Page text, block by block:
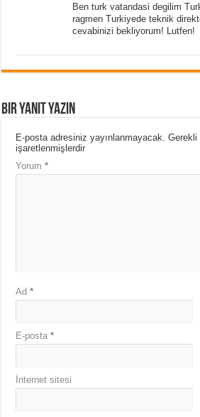
Ben turk vatandasi degilim
ragmen Turkiyede teknik
cevabinizi bekliyorum! Lutfen!
Bir yanıt yazın
E-posta adresiniz yayınlanmayacak.
işaretlenmişlerdir
Yorum*
Ad*
E-posta*
İnternet sitesi